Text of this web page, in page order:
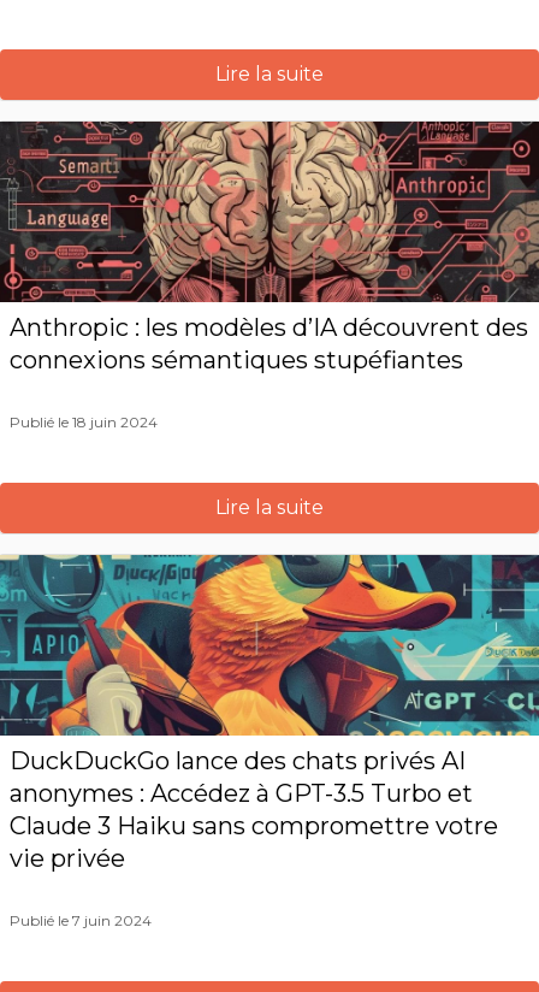
Lire la suite
Anthropic : les modèles d’IA découvrent des
connexions sémantiques stupéfiantes
Publié le 18 juin 2024
Lire la suite
DuckDuckGo lance des chats privés AI
anonymes : Accédez à GPT-3.5 Turbo et
Claude 3 Haiku sans compromettre votre
vie privée
Publié le 7 juin 2024